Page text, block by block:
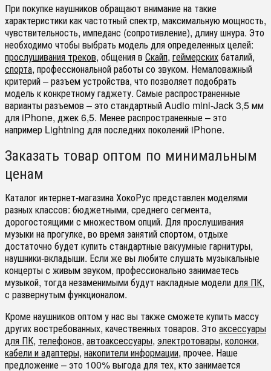
При покупке наушников обращают внимание на такие
характеристики как частотный спектр, максимальную мощность,
чувствительность, импеданс (сопротивление), длину шнура. Это
необходимо чтобы выбрать модель для определенных целей:
прослушивания треков, общения в Скайп, геймерскихбаталий,
спорта, профессиональной работы со звуком. Немаловажный
критерий – разъем устройства, что позволяет подобрать
модель к конкретному гаджету. Самые распространенные
варианты разъемов – это стандартный Audio mini-Jack 3,5 мм
для iPhone, джек 6,5. Менее распространенные – это
например Lightning для последних поколений iPhone.
Заказать товар оптом по минимальным
ценам
Каталог интернет-магазина ХокоРус представлен моделями
разных классов: бюджетными, среднего сегмента,
дорогостоящими с множеством опций. Для прослушивания
музыки на прогулке, во время занятий спортом, отдыхе
достаточно будет купить стандартные вакуумные гарнитуры,
наушники-вкладыши. Если же вы любите слушать музыкальные
концерты с живым звуком, профессионально занимаетесь
музыкой, тогда незаменимыми будут накладные моделидля ПК,
с развернутым функционалом.
Кроме наушников оптом у нас вы также сможете купить массу
других востребованных, качественных товаров. Этоаксессуары
для ПК, телефонов, автоаксессуары, электротовары, колонки,
кабели и адаптеры, накопители информации, прочее. Наше
предложение – это 100% выгода для тех, кто занимается